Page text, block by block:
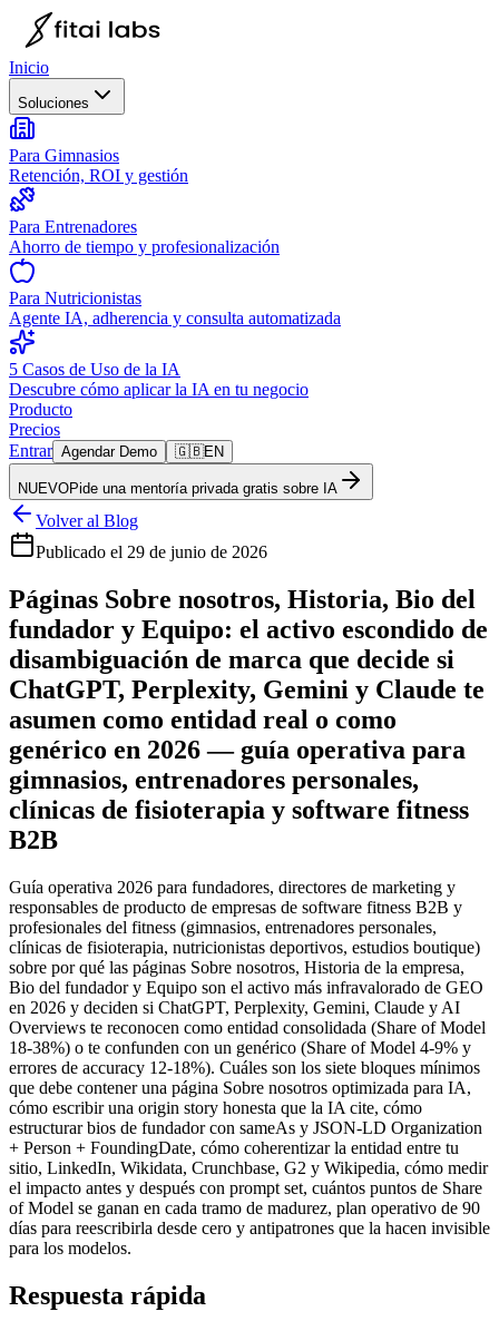
Inicio
Soluciones
Para Gimnasios
Retención, ROI y gestión
Para Entrenadores
Ahorro de tiempo y profesionalización
Para Nutricionistas
Agente IA, adherencia y consulta automatizada
5 Casos de Uso de la IA
Descubre cómo aplicar la IA en tu negocio
Producto
Precios
Entrar Agendar Demo 🇬🇧EN
NUEVOPide una mentoría privada gratis sobre IA
Volver al Blog
Publicado el 29 de junio de 2026
Páginas Sobre nosotros, Historia, Bio del
fundador y Equipo: el activo escondido de
disambiguación de marca que decide si
ChatGPT, Perplexity, Gemini y Claude te
asumen como entidad real o como
genérico en 2026 — guía operativa para
gimnasios, entrenadores personales,
clínicas de fisioterapia y software fitness
B2B
Guía operativa 2026 para fundadores, directores de marketing y
responsables de producto de empresas de software fitness B2B y
profesionales del fitness (gimnasios, entrenadores personales,
clínicas de fisioterapia, nutricionistas deportivos, estudios boutique)
sobre por qué las páginas Sobre nosotros, Historia de la empresa,
Bio del fundador y Equipo son el activo más infravalorado de GEO
en 2026 y deciden si ChatGPT, Perplexity, Gemini, Claude y AI
Overviews te reconocen como entidad consolidada (Share of Model
18-38%) o te confunden con un genérico (Share of Model 4-9% y
errores de accuracy 12-18%). Cuáles son los siete bloques mínimos
que debe contener una página Sobre nosotros optimizada para IA,
cómo escribir una origin story honesta que la IA cite, cómo
estructurar bios de fundador con sameAs y JSON-LD Organization
+ Person + FoundingDate, cómo coherentizar la entidad entre tu
sitio, LinkedIn, Wikidata, Crunchbase, G2 y Wikipedia, cómo medir
el impacto antes y después con prompt set, cuántos puntos de Share
of Model se ganan en cada tramo de madurez, plan operativo de 90
días para reescribirla desde cero y antipatrones que la hacen invisible
para los modelos.
Respuesta rápida